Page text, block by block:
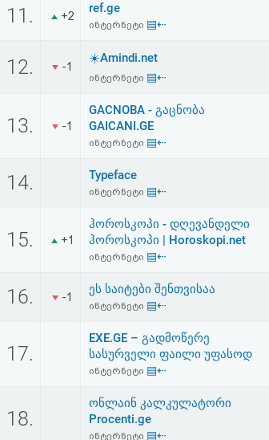
11. +2
ref.ge
ინტერნეტი ▤⇠
12. -1
☀️Amindi.net
ინტერნეტი ▤⇠
13. -1
GACNOBA - გაცნობა
GAICANI.GE
ინტერნეტი ▤⇠
14. Typeface
ინტერნეტი ▤⇠
15. +1
ჰოროსკოპი - დღევანდელი
ჰოროსკოპი | Horoskopi.net
ინტერნეტი ▤⇠
16. -1
ეს საიტები შენთვისაა
ინტერნეტი ▤⇠
17.
EXE.GE – გადმოწერე
სასურველი ფაილი უფასოდ
ინტერნეტი ▤⇠
18.
ონლაინ კალკულატორი
Procenti.ge
ინტერნეტი ▤⇠